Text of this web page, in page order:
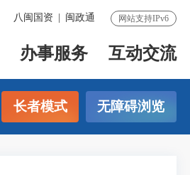
网站支持IPv6
八闽国资 闽政通
办事服务 互动交流
长者模式 无障碍浏览